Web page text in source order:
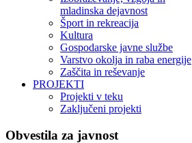
mladinska dejavnost
Šport in rekreacija
Kultura
Gospodarske javne službe
Varstvo okolja in raba energije
Zaščita in reševanje
PROJEKTI
Projekti v teku
Zaključeni projekti
Obvestila za javnost